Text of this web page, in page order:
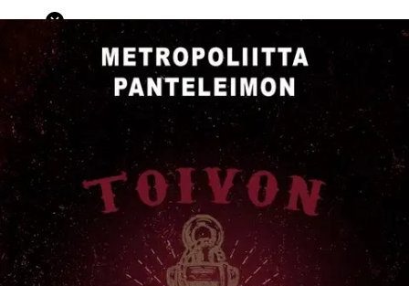
Ei saatavilla
Tuotekuvaus
Nostalgisen lempeä, silti terävästi katsova rikosromaani
vaihtoehtoisyhteisössä kytevistä ristiriidoista ja ihmismielen
tummista sävyistä. Poliisinrouva Elisabet Urhosen kesälomamatka
entisille kotiseuduille muuttuu rikoksen ja erityisesti sen motiivien
selvittelyksi, mitä rouva ei laita lainkaan pahakseen. Yläsavolaisen